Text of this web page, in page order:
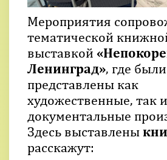
Мероприятия
тематической
выставкой
Ленинград», где были
представлены как
художественные, так и
документальные
Здесь выставлены
расскажут: